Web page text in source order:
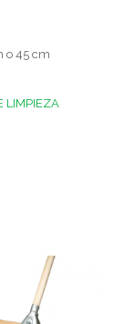
o 45 cm
LIMPIEZA